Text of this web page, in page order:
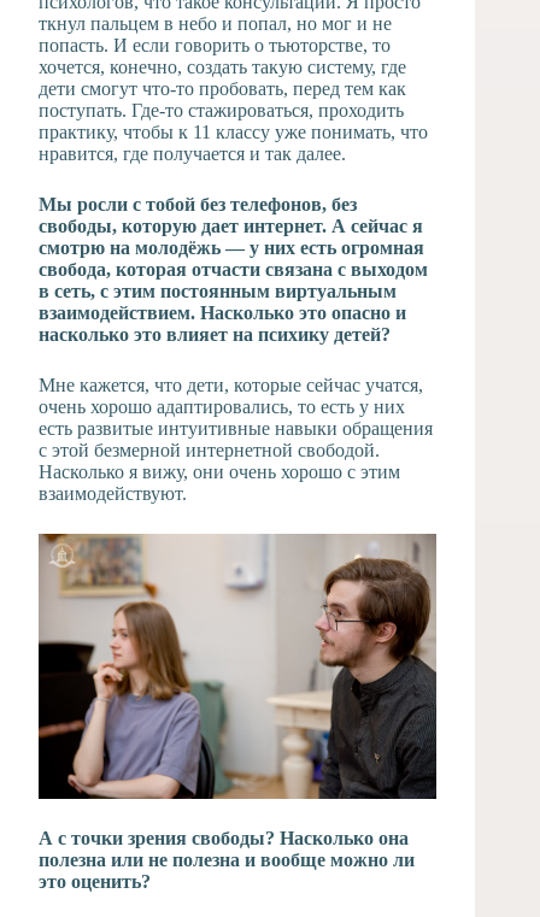
ткнул пальцем в небо и попал, но мог и не
попасть. И если говорить о тьюторстве, то
хочется, конечно, создать такую систему, где
дети смогут что-то пробовать, перед тем как
поступать. Где-то стажироваться, проходить
практику, чтобы к 11 классу уже понимать, что
нравится, где получается и так далее.
Мы росли с тобой без телефонов, без
свободы, которую дает интернет. А сейчас я
смотрю на молодёжь — у них есть огромная
свобода, которая отчасти связана с выходом
в сеть, с этим постоянным виртуальным
взаимодействием. Насколько это опасно и
насколько это влияет на психику детей?
Мне кажется, что дети, которые сейчас учатся,
очень хорошо адаптировались, то есть у них
есть развитые интуитивные навыки обращения
с этой безмерной интернетной свободой.
Насколько я вижу, они очень хорошо с этим
взаимодействуют.
А с точки зрения свободы? Насколько она
полезна или не полезна и вообще можно ли
это оценить?